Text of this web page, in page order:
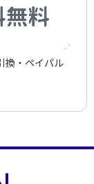
換・ペイパル